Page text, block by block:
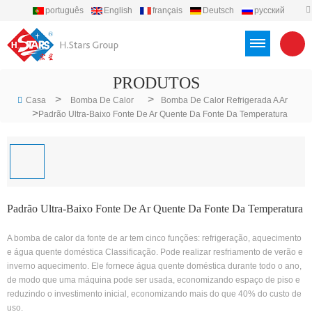
português English français Deutsch
русский
PRODUTOS
Casa > Bomba De Calor > Bomba De Calor Refrigerada A Ar
>Padrão Ultra-Baixo Fonte De Ar Quente Da Fonte Da Temperatura
Padrão Ultra-Baixo Fonte De Ar Quente Da Fonte Da Temperatura
A bomba de calor da fonte de ar tem cinco funções: refrigeração, aquecimento
e água quente doméstica Classificação. Pode realizar resfriamento de verão e
inverno aquecimento. Ele fornece água quente doméstica durante todo o ano,
de modo que uma máquina pode ser usada, economizando espaço de piso e
reduzindo o investimento inicial, economizando mais do que 40% do custo de
uso.